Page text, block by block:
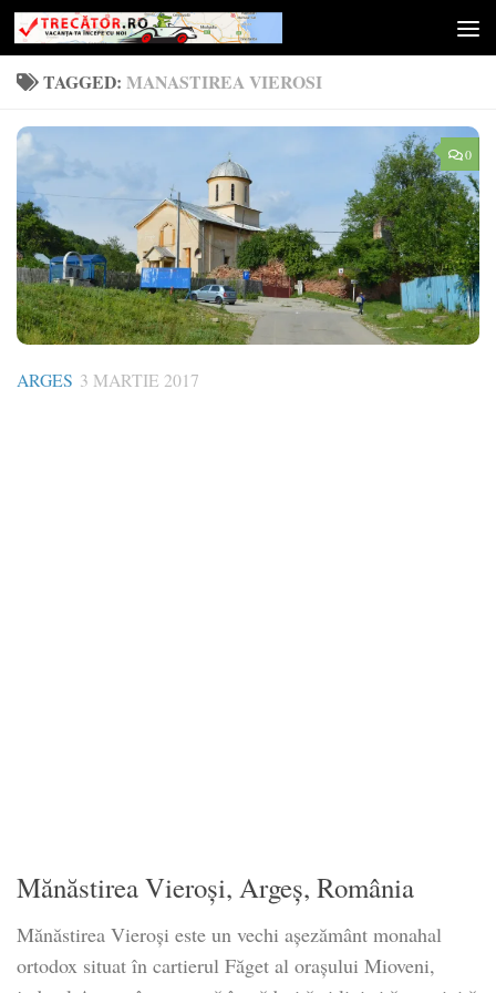
Skip to content
TAGGED: MANASTIREA VIEROSI
0
ARGES 3 MARTIE 2017
Mănăstirea Vieroși, Argeș, România
Mănăstirea Vieroși este un vechi așezământ monahal
ortodox situat în cartierul Făget al orașului Mioveni,